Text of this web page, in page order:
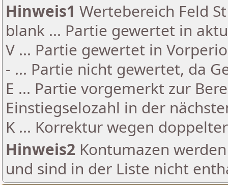
Hinweis1 Wertebereich Feld
blank ... Partie gewertet in
V ... Partie gewertet in
- ... Partie nicht gewertet, da
E ... Partie vorgemerkt zur
Einstiegselozahl in der
K ... Korrektur wegen
Hinweis2 Kontumazen
und sind in der Liste nicht